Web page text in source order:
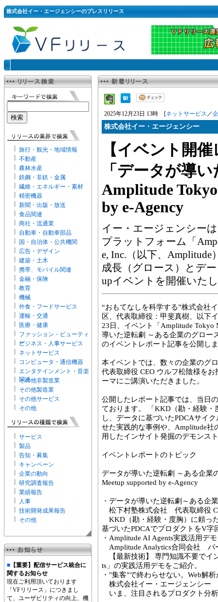
株式会社イー・エージェンシーのプレスリリース
旅行・観光・地域情報
不動産
農林水産
鉄鋼・非鉄・金属
繊維・エネルギー・素材
精密機器
新聞・出版・放送
食品関連
商社・流通業
自動車・自動車部品
国・自治体・公共機関
広告・デザイン
建築・土木
携帯、モバイル関連
金融・保険
教育
機械
外食・フードサービス
運輸・交通
医療・健康
ファッション・ビューティ
ー
ビジネス・人事サービス
ネットサービス
コンピュータ・通信機器
エンタテインメント・音楽
関連
その他非製造業
その他製造業
その他サービス
その他
サービス
製品
告知・募集
キャンペーン
企業の動向
研究調査報告
業績報告
人事
技術開発成果報告
その他
■ 【重要】配信サービス統合に
関するお知らせ
現在ご利用頂いております
「VFリリース」につきまし
て、ユーザビリティの向上、機
2025年12月23日 13時 [ネットサービス ／
株式会社イー・エージェンシー
【イベント開
「データが導
Amplitude
by e-Agency
イー・エージェンシー
プラットフォーム「
e, Inc.（以下、
成長（グロース）とデ
upイベントを開催いた
“おもてなしを科学する”株式会社
区、代表取締役：甲斐真樹、以下
23日、イベント「Amplitude Tokyo
導いた逆転劇 ～ある企業のグロー
のイベントレポート記事を公開し
本イベントでは、数々の企業のグ
代表取締役 CEO ウルフ松陰様を
ーマにご講演いただきました。
公開したレポート記事では、当日
ております。 「KKD（勘・経験・
し、データに基づいたPDCAサイ
せた実践的な事例や、Amplitude社
用したインサイト発掘のデモンス
イベントレポートのトピック
データが導いた逆転劇 ～ある企
Meetup supported by e-Agency
・データが導いた逆転劇～ある企
松下村塾株式会社 代表取締役
KKD（勘・経験・度胸）に頼っ
基づいたPDCAでプロダクトをV字
・Amplitude AI Agents実践活用デモ
Amplitude Analytics合同会社 パ
【最新技術】 専門知識不要でイ
ts」の実践活用デモをご紹介。
・"集客"で終わらせない。Web解
株式会社イー・エージェンシ
いま、注目されるプロダクト分